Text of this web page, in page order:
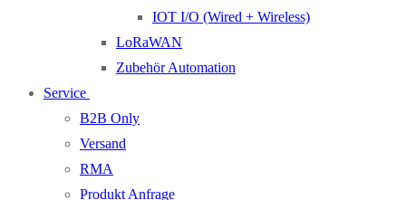
IOT I/O (Wired + Wireless)
LoRaWAN
Zubehör Automation
Service
B2B Only
Versand
RMA
Produkt Anfrage